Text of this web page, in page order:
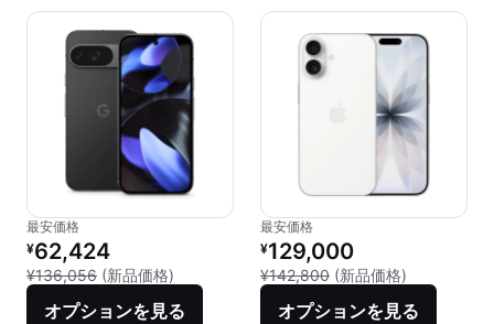
最安価格
リファービッシュ品の価格：
¥62,424
¥136,056 (新品価格) 新品との比較：¥136,056
オプションを見る
最安価格
リファービッシュ品の価格：
¥129,000
¥142,800 (新品価格)
オプションを見る